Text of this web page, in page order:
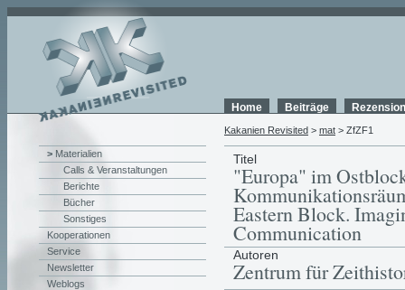
Home Beiträge
Kakanien Revisited > mat > ZfZF1
Titel
"Europa" im
Eastern Block.
Communication
Autoren
Zentrum für
> Materialien
Calls & Veranstaltungen
Berichte
Bücher
Sonstiges
Kooperationen
Service
Newsletter
Weblogs